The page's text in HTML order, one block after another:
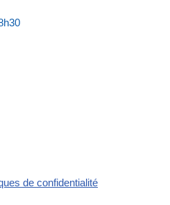
de confidentialité